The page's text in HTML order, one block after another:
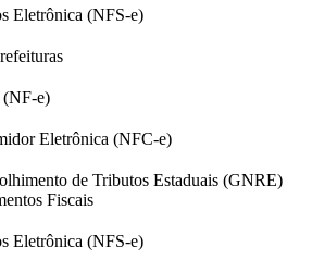
Eletrônica (NFS-e)
(NF-e)
Eletrônica (NFC-e)
de Tributos Estaduais (GNRE)
Fiscais
Eletrônica (NFS-e)